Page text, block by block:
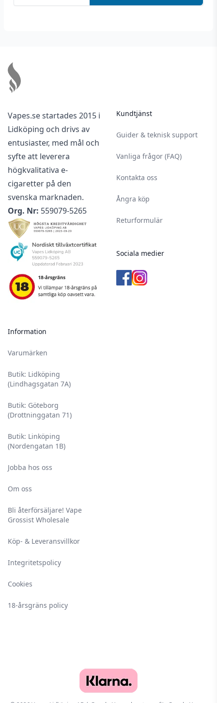
Vapes.se startades 2015 i
Lidköping och drivs av
entusiaster, med mål och
syfte att leverera
högkvalitativa e-
cigaretter på den
svenska marknaden.
Org. Nr: 559079-5265
Information
Varumärken
Butik: Lidköping
(Lindhagsgatan 7A)
Butik: Göteborg
(Drottninggatan 71)
Butik: Linköping
(Nordengatan 1B)
Jobba hos oss
Om oss
Bli återförsäljare! Vape
Grossist Wholesale
Köp- & Leveransvillkor
Integritetspolicy
Cookies
18-årsgräns policy
Kundtjänst
Guider & teknisk support
Vanliga frågor (FAQ)
Kontakta oss
Ångra köp
Returformulär
Sociala medier